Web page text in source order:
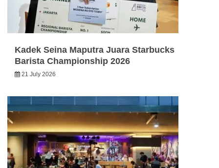
Kadek Seina Maputra Juara Starbucks
Barista Championship 2026
21 July 2026